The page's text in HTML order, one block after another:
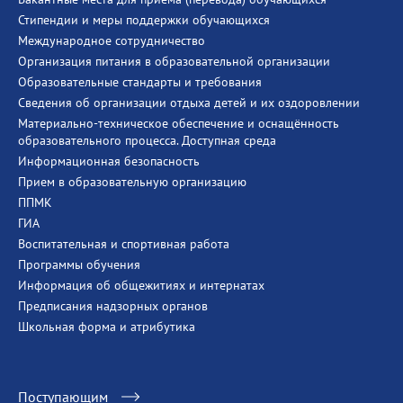
Стипендии и меры поддержки обучающихся
Международное сотрудничество
Организация питания в образовательной организации
Образовательные стандарты и требования
Сведения об организации отдыха детей и их оздоровлении
Материально-техническое обеспечение и оснащённость
образовательного процесса. Доступная среда
Информационная безопасность
Прием в образовательную организацию
ППМК
ГИА
Воспитательная и спортивная работа
Программы обучения
Информация об общежитиях и интернатах
Предписания надзорных органов
Школьная форма и атрибутика
Поступающим